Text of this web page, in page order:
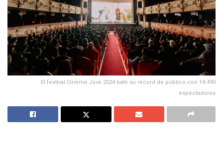
El festival Cinema Jove 2024 bate su récord de público con 14.490
espectadores